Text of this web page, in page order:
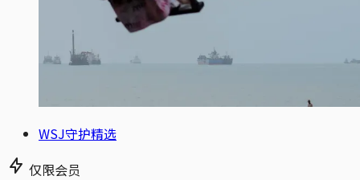
WSJ守护精选
仅限会员